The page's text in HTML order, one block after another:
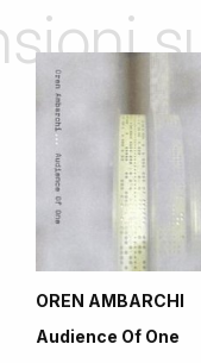
OREN AMBARCHI
Audience Of One